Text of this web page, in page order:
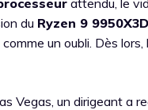
du Ryzen 9
un oubli. Dès lors,
Vegas, un dirigeant a